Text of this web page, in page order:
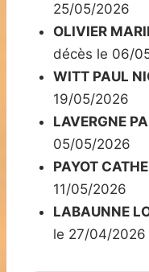
25/05/2026
OLIVIER
décès le 06/
WITT PAUL
19/05/2026
LAVERGNE
05/05/2026
PAYOT
11/05/2026
LABAUNNE
le 27/04/2026